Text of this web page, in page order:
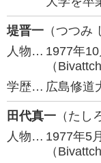
堤晋一 （つつみ
人物… 1977年
（
学歴… 広島修道
田代真一 （たし
人物… 1977年5
（